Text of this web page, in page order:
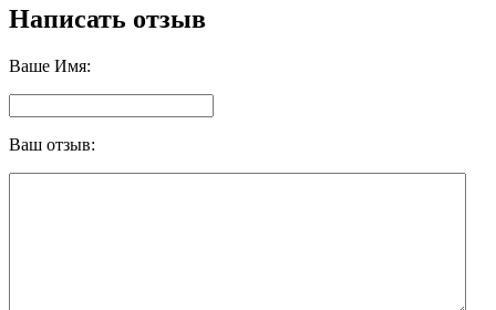
Написать отзыв
Ваше Имя:
Ваш отзыв: